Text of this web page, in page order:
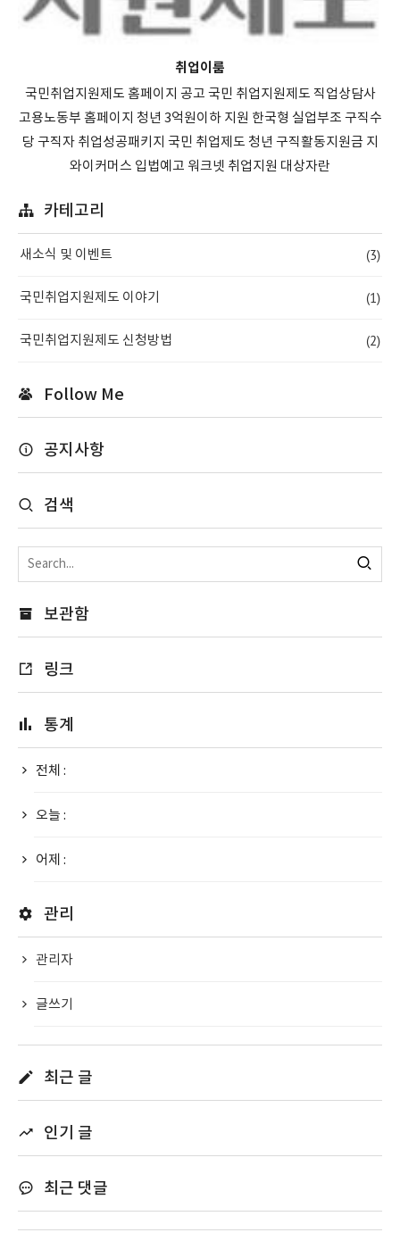
취업이룸
국민취업지원제도 홈페이지 공고 국민 취업지원제도 직업상담사
고용노동부 홈페이지 청년 3억원이하 지원 한국형 실업부조 구직수
당 구직자 취업성공패키지 국민 취업제도 청년 구직활동지원금 지
와이커머스 입법예고 워크넷 취업지원 대상자란
카테고리
새소식 및 이벤트 (3)
국민취업지원제도 이야기 (1)
국민취업지원제도 신청방법 (2)
Follow Me
공지사항
검색
보관함
링크
통계
전체 :
오늘 :
어제 :
관리
관리자
글쓰기
최근 글
인기 글
최근 댓글